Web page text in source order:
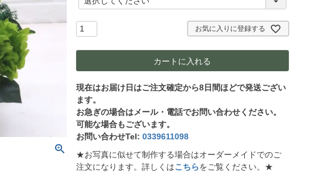
必
お気に入りに登録する
カートに入れる
現在はお届け日はご注文確定から8日間ほどで発送ござい
ます。
お急ぎの場合はメール・電話でお問い合わせください。
可能な場合もございます。
お問い合わせTel: 0339611098
★お写真に似せて制作する場合はオーダーメイドでのご
注文になります。詳しくはこちらをご覧ください。★